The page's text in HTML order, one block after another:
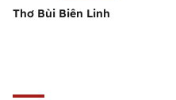
Thơ Bùi Biên Linh